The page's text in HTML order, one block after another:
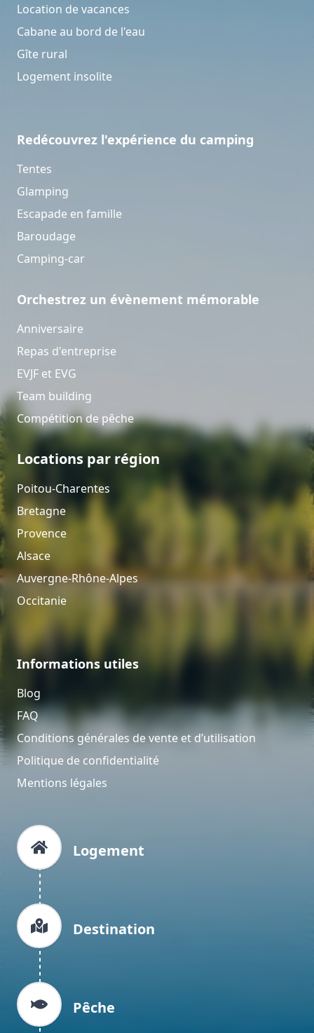
Location de vacances
Cabane au bord de l'eau
Gîte rural
Logement insolite
Redécouvrez l'expérience du camping
Tentes
Glamping
Escapade en famille
Baroudage
Camping-car
Orchestrez un évènement mémorable
Anniversaire
Repas d'entreprise
EVJF et EVG
Team building
Compétition de pêche
Locations par région
Poitou-Charentes
Bretagne
Provence
Alsace
Auvergne-Rhône-Alpes
Occitanie
Informations utiles
Blog
FAQ
Conditions générales de vente et d’utilisation
Politique de confidentialité
Mentions légales
Logement
Destination
Pêche